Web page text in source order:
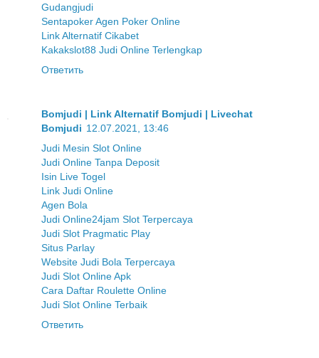
Gudangjudi
Sentapoker Agen Poker Online
Link Alternatif Cikabet
Kakakslot88 Judi Online Terlengkap
Ответить
Bomjudi | Link Alternatif Bomjudi | Livechat
Bomjudi 12.07.2021, 13:46
Judi Mesin Slot Online
Judi Online Tanpa Deposit
Isin Live Togel
Link Judi Online
Agen Bola
Judi Online24jam Slot Terpercaya
Judi Slot Pragmatic Play
Situs Parlay
Website Judi Bola Terpercaya
Judi Slot Online Apk
Cara Daftar Roulette Online
Judi Slot Online Terbaik
Ответить